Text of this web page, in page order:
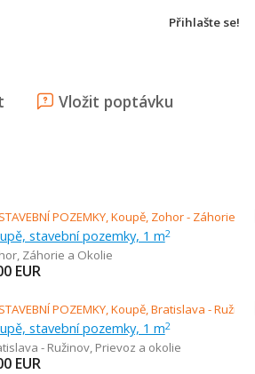
Přihlašte se!
Vložit poptávku
stavební pozemky, 1 m2
, Záhorie a Okolie
EUR
stavební pozemky, 1 m2
- Ružinov, Prievoz a okolie
EUR